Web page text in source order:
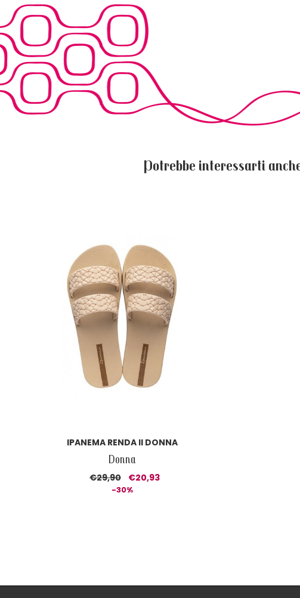
Potrebbe interessarti
IPANEMA RENDA II DONNA
Donna
€29,90 €20,93
-30%